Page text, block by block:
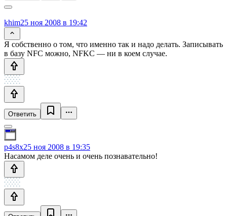
khim25 ноя 2008 в 19:42
Я собственно о том, что именно так и надо делать. Записывать
в базу NFC можно, NFKC — ни в коем случае.
Ответить
p4s8x25 ноя 2008 в 19:35
Насамом деле очень и очень познавательно!